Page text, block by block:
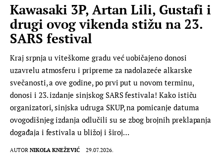
Kawasaki 3P, Artan Lili, Gustafi i
drugi ovog vikenda stižu na 23.
SARS festival
Kraj srpnja u viteškome gradu već uobičajeno donosi
uzavrelu atmosferu i pripreme za nadolazeće alkarske
svečanosti, a ove godine, po prvi put u novom terminu,
donosi i 23. izdanje sinjskog SARS festivala! Kako ističu
organizatori, sinjska udruga SKUP, na pomicanje datuma
ovogodišnjeg izdanja odlučili su se zbog brojnih preklapanja
događaja i festivala u bližoj i široj…
AUTOR NIKOLA KNEŽEVIĆ 29.07.2026.